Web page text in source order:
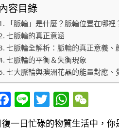
內容目錄
「脈輪」是什麼？脈輪位置在哪裡
七脈輪的真正意涵
七脈輪全解析：脈輪的真正意義、
七脈輪的平衡＆失衡現象
七大脈輪與澳洲花晶的能量對應、
Facebook
LineTwitter
復一日忙碌的物質生活中，